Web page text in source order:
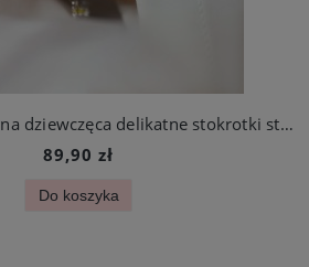
Bransoletka srebrna dziewczęca delikatne stokrotki stal szlachetna
89,90 zł
Do koszyka